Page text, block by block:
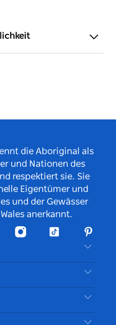
die Aboriginal als
und Nationen des
respektiert sie. Sie
Eigentümer und
und der Gewässer
anerkannt.
InstagramTikTok